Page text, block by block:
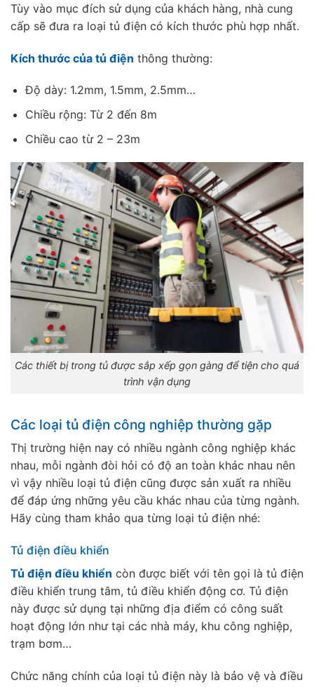
Tùy vào mục đích sử dụng của khách hàng, nhà cung
cấp sẽ đưa ra loại tủ điện có kích thước phù hợp nhất.
Kích thước của tủ điện thông thường:
Độ dày: 1.2mm, 1.5mm, 2.5mm…
Chiều rộng: Từ 2 đến 8m
Chiều cao từ 2 – 23m
Các thiết bị trong tủ được sắp xếp gọn gàng để tiện cho quá
trình vận dụng
Các loại tủ điện công nghiệp thường gặp
Thị trường hiện nay có nhiều ngành công nghiệp khác
nhau, mỗi ngành đòi hỏi có độ an toàn khác nhau nên
vì vậy nhiều loại tủ điện cũng được sản xuất ra nhiều
để đáp ứng những yêu cầu khác nhau của từng ngành.
Hãy cùng tham khảo qua từng loại tủ điện nhé:
Tủ điện điều khiển
Tủ điện điều khiển còn được biết với tên gọi là tủ điện
điều khiển trung tâm, tủ điều khiển động cơ. Tủ điện
này được sử dụng tại những địa điểm có công suất
hoạt động lớn như tại các nhà máy, khu công nghiệp,
trạm bơm…
Chức năng chính của loại tủ điện này là bảo vệ và điều